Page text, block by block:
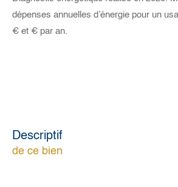
dépenses annuelles d’énergie pour un
€ et € par an.
descriptif
de ce bien